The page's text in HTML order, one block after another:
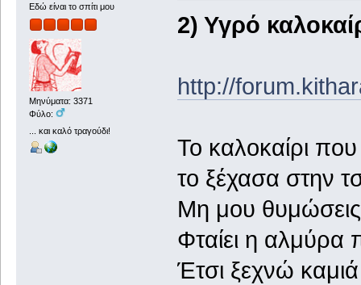
Εδώ είναι το σπίτι μου
Μηνύματα: 3371
Φύλο:
... και καλό τραγούδι!
2) Υγρό
http://
Το καλοκαίρι
το ξέχασα στην
Μη μου θυμώσεις
Φταίει η αλμύρα
Έτσι ξεχνώ